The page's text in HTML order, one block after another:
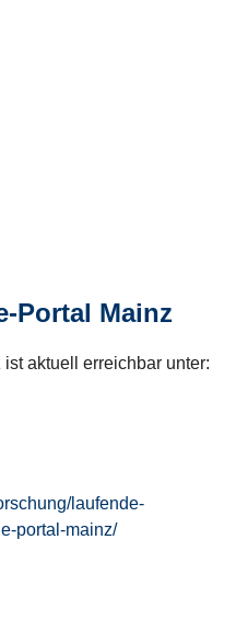
Portal Mainz
aktuell erreichbar unter:
laufende-
portal-mainz/